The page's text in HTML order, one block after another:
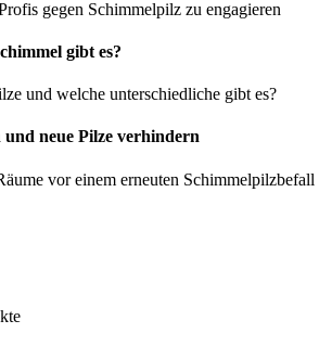
gegen Schimmelpilz zu engagieren
gibt es?
und welche unterschiedliche gibt es?
und neue Pilze verhindern
vor einem erneuten Schimmelpilzbefall